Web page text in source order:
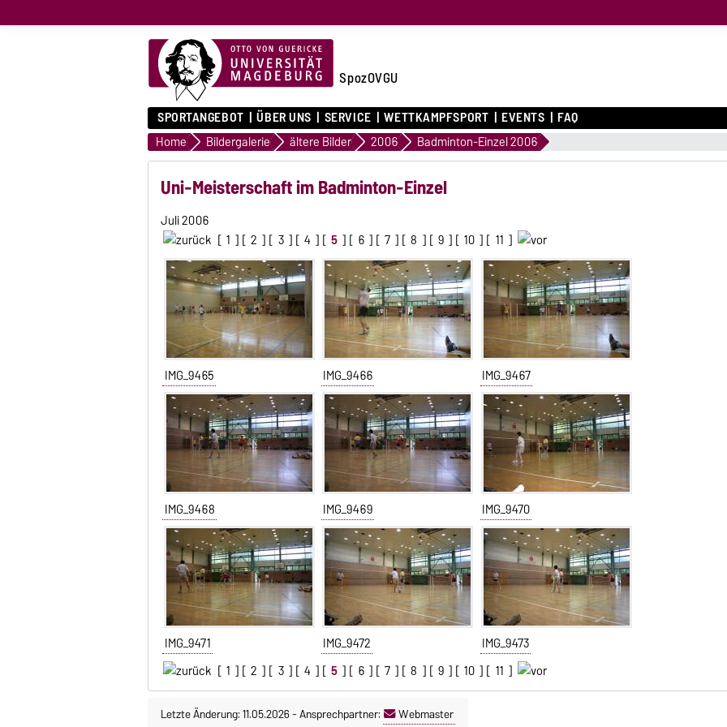
SpozOVGU
SPORTANGEBOT ÜBER UNS SERVICE WETTKAMPFSPORT EVENTS FAQ
Home Bildergalerie ältere Bilder 2006 Badminton-Einzel 2006
Uni-Meisterschaft im Badminton-Einzel
Juli 2006
[ 1 ] [ 2 ] [ 3 ] [ 4 ] [ 5 ] [ 6 ] [ 7 ] [ 8 ] [ 9 ] [ 10 ] [ 11 ]
IMG_9465 IMG_9466 IMG_9467
IMG_9468 IMG_9469 IMG_9470
IMG_9471 IMG_9472
IMG_9473
[ 1 ] [ 2 ] [ 3 ] [ 4 ] [ 5 ] [ 6 ] [ 7 ] [ 8 ] [ 9 ] [ 10 ] [ 11 ]
Letzte Änderung: 11.05.2026-Ansprechpartner: Webmaster